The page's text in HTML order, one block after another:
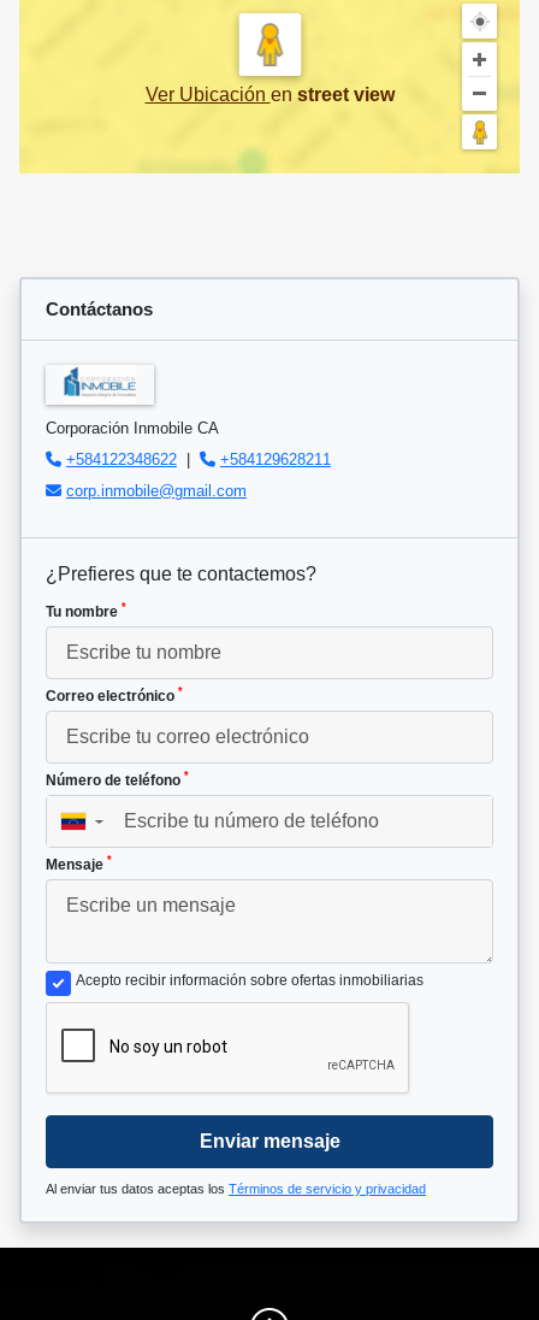
Ver Ubicación en street view
Contáctanos
Corporación Inmobile CA
+584122348622 |
+584129628211
corp.inmobile@gmail.com
¿Prefieres que te contactemos?
Tu nombre *
Correo electrónico *
Número de teléfono *
▼
Mensaje *
Acepto recibir información sobre ofertas inmobiliarias
Enviar mensaje
Al enviar tus datos aceptas los Términos de servicio y privacidad